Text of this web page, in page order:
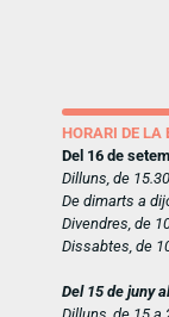
HORARI DE LA
Del 16 de
Dilluns, de
De dimarts a
Divendres, de
Dissabtes, de
Del 15 de juny